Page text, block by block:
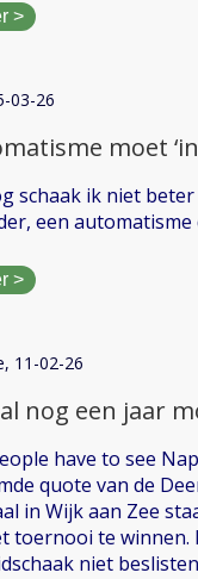
>
03-26
moet
schaak ik niet
een automatisme
>
11-02-26
nog een jaar
have to see
quote van de
in Wijk aan Zee
toernooi te
niet